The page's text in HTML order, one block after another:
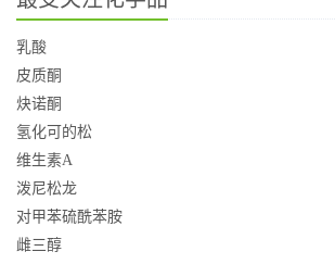
乳酸
皮质酮
炔诺酮
氢化可的松
维生素A
泼尼松龙
对甲苯硫酰苯胺
雌三醇